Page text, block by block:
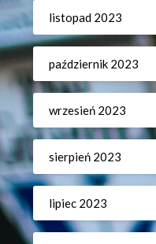
listopad 2023
październik 2023
wrzesień 2023
sierpień 2023
lipiec 2023